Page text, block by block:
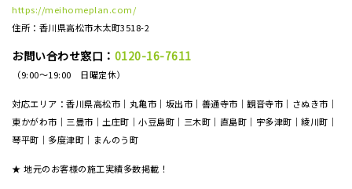
https://meihomeplan.com/
住所：香川県高松市木太町3518-2
お問い合わせ窓口： 0120-16-7611
（9:00～19:00 日曜定休）
対応エリア：香川県高松市｜丸亀市｜坂出市｜善通寺市｜観音寺市｜さぬき市｜
東かがわ市｜三豊市｜土庄町｜小豆島町｜三木町｜直島町｜宇多津町｜綾川町｜
琴平町｜多度津町｜まんのう町
★ 地元のお客様の施工実績多数掲載！